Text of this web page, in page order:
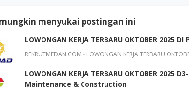
menyukai postingan ini
LOWONGAN KERJA TERBARU OKTOBER 2025
REKRUTMEDAN.COM - LOWONGAN KERJA TERBARU
LOWONGAN KERJA TERBARU OKTOBER 2025
Maintenance & Construction